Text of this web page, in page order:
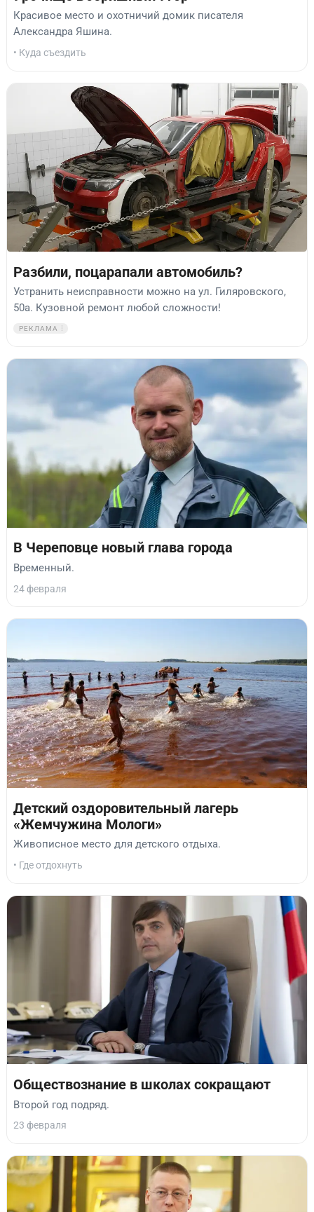
Красивое место и охотничий домик писателя
Александра Яшина.
• Куда съездить
Разбили, поцарапали автомобиль?
Устранить неисправности можно на ул. Гиляровского,
50а. Кузовной ремонт любой сложности!
РЕКЛАМА
В Череповце новый глава города
Временный.
24 февраля
Детский оздоровительный лагерь
«Жемчужина Мологи»
Живописное место для детского отдыха.
• Где отдохнуть
Обществознание в школах сокращают
Второй год подряд.
23 февраля